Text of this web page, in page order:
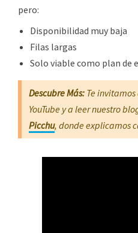
pero:
Disponibilidad muy baja
Filas largas
Solo viable como plan de
Descubre Más: Te
YouTube y a leer nuestro
Picchu, donde explicamos